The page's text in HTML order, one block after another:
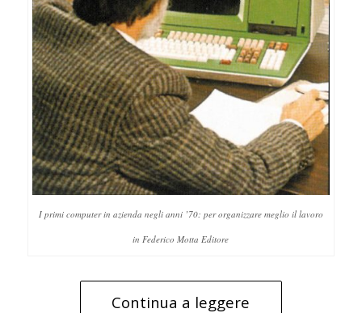
I primi computer in azienda negli anni ’70: per organizzare meglio il lavoro
in Federico Motta Editore
Continua a leggere